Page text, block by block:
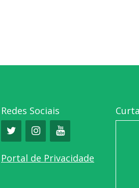
Redes Sociais
Portal de Privacidade